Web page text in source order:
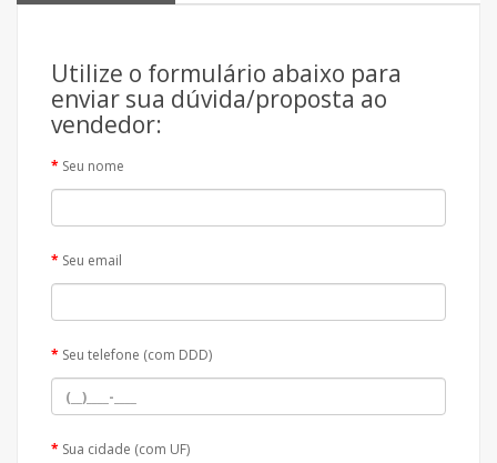
Utilize o formulário abaixo para
enviar sua dúvida/proposta ao
vendedor:
Seu nome
Seu email
Seu telefone (com DDD)
Sua cidade (com UF)